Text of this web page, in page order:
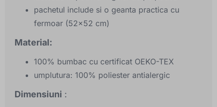
pachetul include si o geanta practica cu
fermoar (52x52 cm)
Material:
100% bumbac cu certificat OEKO-TEX
umplutura: 100% poliester antialergic
Dimensiuni :